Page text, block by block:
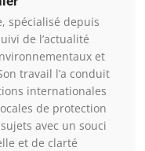
spécialisé depuis
de l’actualité
et
travail l’a conduit
internationales
de protection
avec un souci
et de clarté